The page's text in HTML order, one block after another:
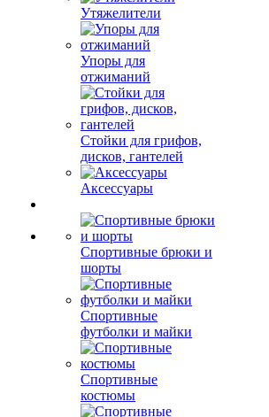
Утяжелители
Упоры для
отжиманий
Стойки для грифов,
дисков, гантелей
Аксессуары
Спортивные брюки и
шорты
Спортивные
футболки и майки
Спортивные
костюмы